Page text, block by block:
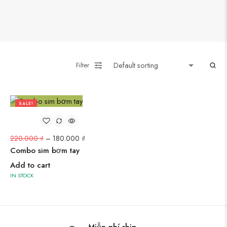
Filter
SALE!
220.000₫ – 180.000 ₫
Combo sim bơm tay
Add to cart
IN STOCK